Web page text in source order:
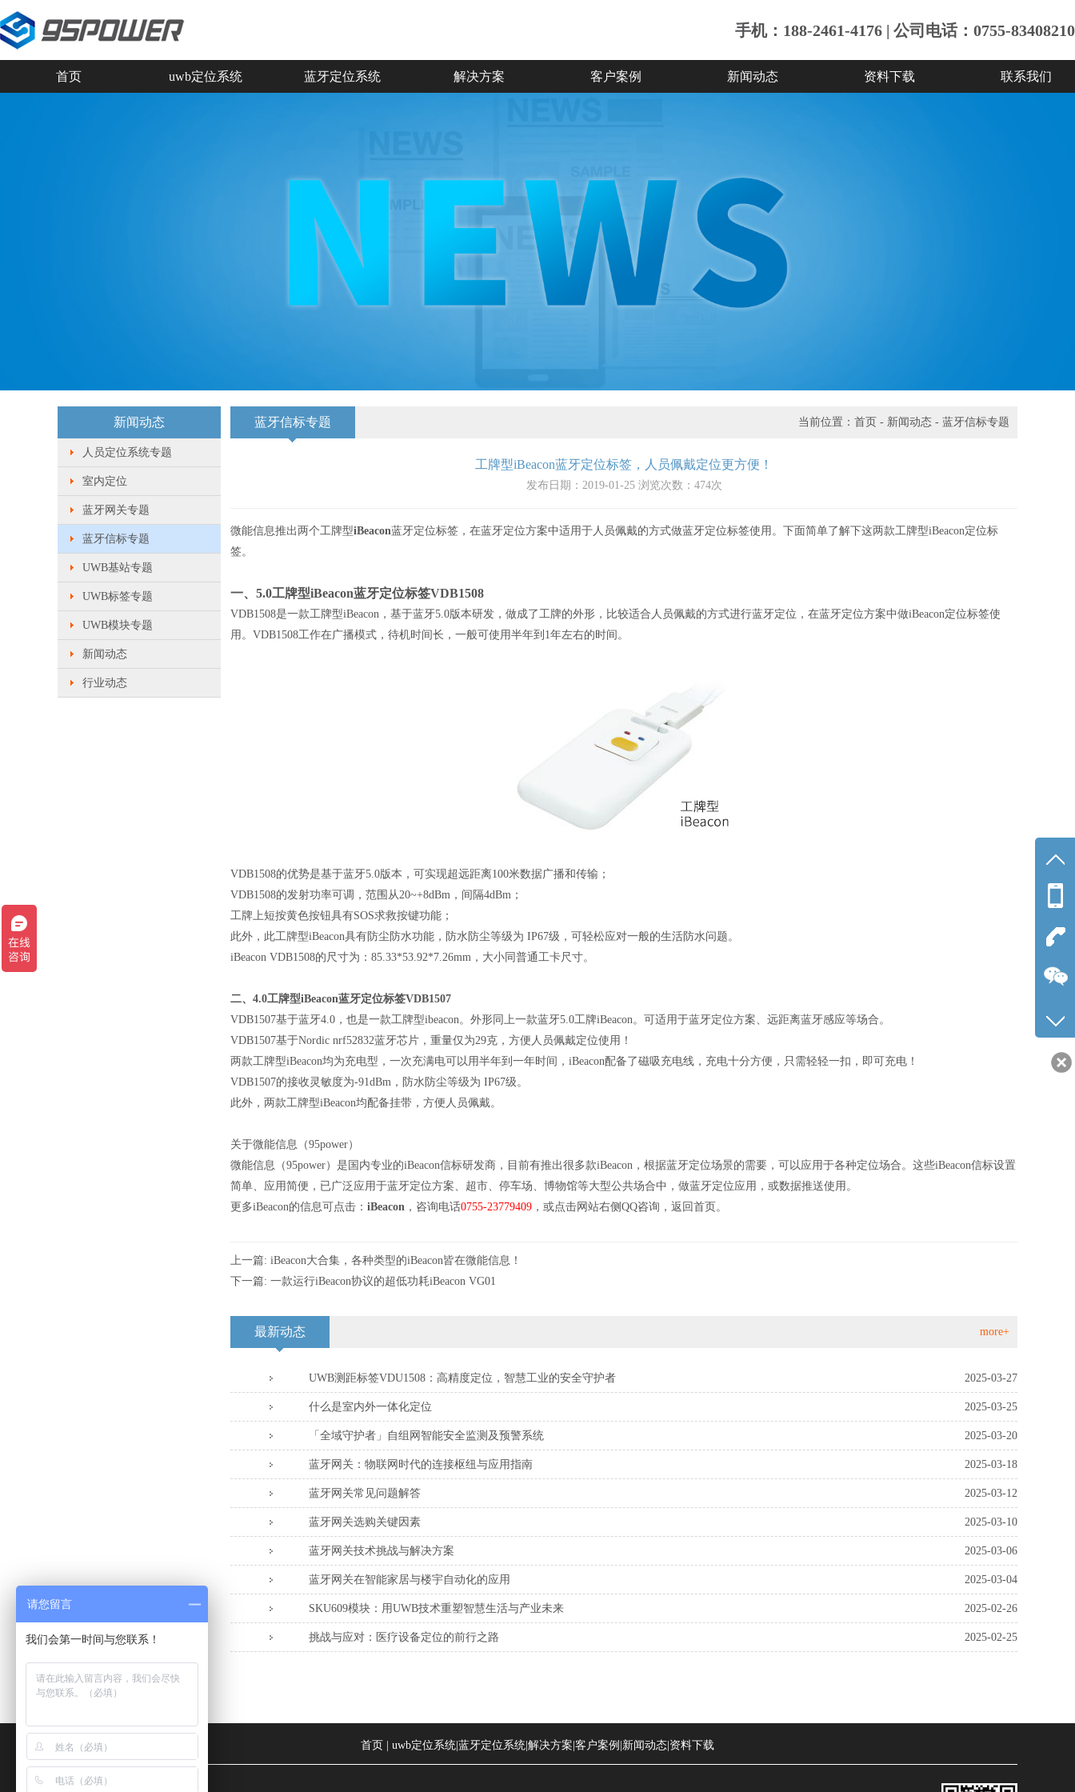
手机：188-2461-4176 | 公司电话：0755-83408210
首页 uwb定位系统 蓝牙定位系统 解决方案 客户案例 新闻动态 资料下载 联系我们
新闻动态
人员定位系统专题
室内定位
蓝牙网关专题
蓝牙信标专题
UWB基站专题
UWB标签专题
UWB模块专题
新闻动态
行业动态
蓝牙信标专题 当前位置：首页 - 新闻动态 -蓝牙信标专题
工牌型iBeacon蓝牙定位标签，人员佩戴定位更方便！
发布日期：2019-01-25 浏览次数： 474次
微能信息推出两个工牌型iBeacon蓝牙定位标签，在蓝牙定位方案中适用于人员佩戴的方式做蓝牙定位标签使用。下面简单了解下这两款工牌型iBeacon定位标
签。
一、 5.0工牌型iBeacon蓝牙定位标签VDB1508
VDB1508是一款工牌型iBeacon，基于蓝牙5.0版本研发，做成了工牌的外形，比较适合人员佩戴的方式进行蓝牙定位，在蓝牙定位方案中做iBeacon定位标签使
用。VDB1508工作在广播模式，待机时间长，一般可使用半年到1年左右的时间。
VDB1508的优势是基于蓝牙5.0版本，可实现超远距离100米数据广播和传输；
VDB1508的发射功率可调，范围从20~+8dBm，间隔4dBm；
工牌上短按黄色按钮具有SOS求救按键功能；
此外，此工牌型iBeacon具有防尘防水功能，防水防尘等级为 IP67级，可轻松应对一般的生活防水问题。
iBeacon VDB1508的尺寸为：85.33*53.92*7.26mm，大小同普通工卡尺寸。
二、 4.0工牌型iBeacon蓝牙定位标签VDB1507
VDB1507基于蓝牙4.0，也是一款工牌型ibeacon。外形同上一款蓝牙5.0工牌iBeacon。可适用于蓝牙定位方案、远距离蓝牙感应等场合。
VDB1507基于Nordic nrf52832蓝牙芯片，重量仅为29克，方便人员佩戴定位使用！
两款工牌型iBeacon均为充电型，一次充满电可以用半年到一年时间，iBeacon配备了磁吸充电线，充电十分方便，只需轻轻一扣，即可充电！
VDB1507的接收灵敏度为-91dBm，防水防尘等级为 IP67级。
此外，两款工牌型iBeacon均配备挂带，方便人员佩戴。
关于微能信息（95power）
微能信息（95power）是国内专业的iBeacon信标研发商，目前有推出很多款iBeacon，根据蓝牙定位场景的需要，可以应用于各种定位场合。这些iBeacon信标设置
简单、应用简便，已广泛应用于蓝牙定位方案、超市、停车场、博物馆等大型公共场合中，做蓝牙定位应用，或数据推送使用。
更多iBeacon的信息可点击： iBeacon ，咨询电话0755-23779409 ，或点击网站右侧QQ咨询，返回首页。
上一篇: iBeacon大合集，各种类型的iBeacon皆在微能信息！
下一篇: 一款运行iBeacon协议的超低功耗iBeacon VG01
最新动态 more+
UWB测距标签VDU1508：高精度定位，智慧工业的安全守护者 2025-03-27
什么是室内外一体化定位 2025-03-25
「全域守护者」自组网智能安全监测及预警系统 2025-03-20
蓝牙网关：物联网时代的连接枢纽与应用指南 2025-03-18
蓝牙网关常见问题解答 2025-03-12
蓝牙网关选购关键因素 2025-03-10
蓝牙网关技术挑战与解决方案 2025-03-06
蓝牙网关在智能家居与楼宇自动化的应用 2025-03-04
SKU609模块：用UWB技术重塑智慧生活与产业未来 2025-02-26
挑战与应对：医疗设备定位的前行之路 2025-02-25
首页 uwb定位系统 蓝牙定位系统 解决方案 客户案例 新闻动态 资料下载
手机
公司
请您留言
我们会第一时间与您联系！